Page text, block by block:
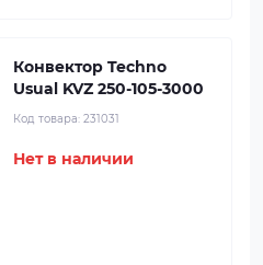
Конвектор Techno
Usual KVZ 250-105-3000
Код товара: 231031
Нет в наличии